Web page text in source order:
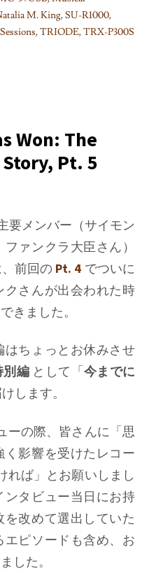
M. King,SU-R1000,
,TRIODE,TRX-P300S
Won: The
Pt. 5
要メンバー（サイモン
ァンクラ大臣さん）
前回の Pt. 4 でついに
さんが出会われた時
きました。
ちょっとお休みさせ
別編 として「今までに
します。
ーの際、皆さんに「思
影響を受けたレコー
れば」とお願いしまし
タビュー当日にお持
改めて選出していた
ピソードも含め、お
した。